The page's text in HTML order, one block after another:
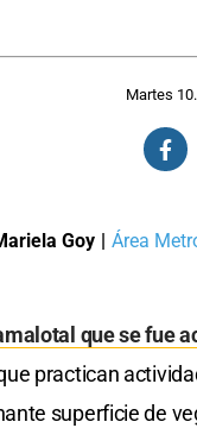
Martes
Goy | Área
que se fue
practican
superficie de